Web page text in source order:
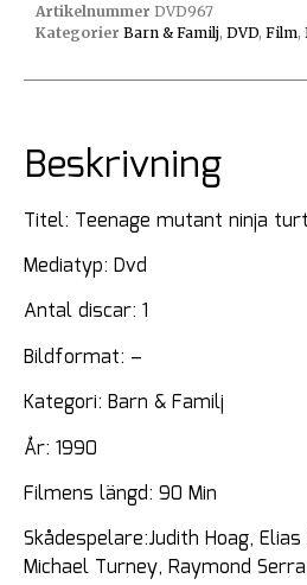
Artikelnummer DVD967
Kategorier Barn & Familj, DVD, Film,
Beskrivning
Titel: Teenage mutant ninja
Mediatyp: Dvd
Antal discar: 1
Bildformat: –
Kategori: Barn & Familj
År: 1990
Filmens längd: 90 Min
Skådespelare:Judith Hoag,
Michael Turney, Raymond Serra